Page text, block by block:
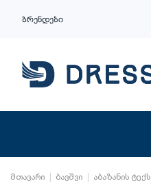
ბრენდები
მთავარი ბავშვი აბაზანის